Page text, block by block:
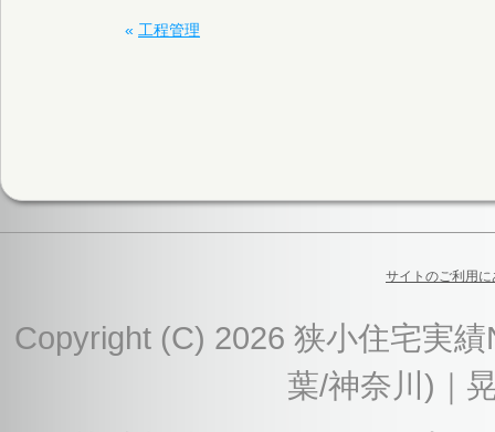
« 工程管理
サイトのご利用に
Copyright (C) 2026 狭小住宅実
葉/神奈川)｜